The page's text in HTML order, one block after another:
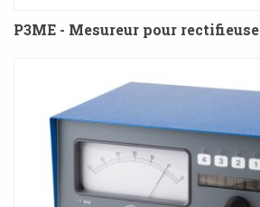
P3ME - Mesureur pour rectifieuse